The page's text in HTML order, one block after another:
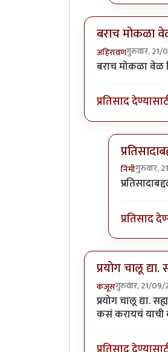
बराच मोकळा
अहिरावणगुरुवार, 21/
बराच मोकळा वेळ
प्रतिसाद
निमीगुरुवार,
In reply to
प्रतिसाद
प्रयोग चालू द्या.
कंजूसगुरुवार, 21/09/
प्रयोग चालू द्या.
कसं करायचं याची